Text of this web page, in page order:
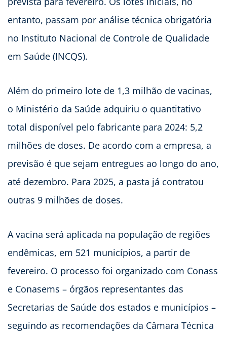
entanto, passam por análise técnica obrigatória
no Instituto Nacional de Controle de Qualidade
em Saúde (INCQS).
Além do primeiro lote de 1,3 milhão de vacinas,
o Ministério da Saúde adquiriu o quantitativo
total disponível pelo fabricante para 2024: 5,2
milhões de doses. De acordo com a empresa, a
previsão é que sejam entregues ao longo do ano,
até dezembro. Para 2025, a pasta já contratou
outras 9 milhões de doses.
A vacina será aplicada na população de regiões
endêmicas, em 521 municípios, a partir de
fevereiro. O processo foi organizado com Conass
e Conasems – órgãos representantes das
Secretarias de Saúde dos estados e municípios –
seguindo as recomendações da Câmara Técnica